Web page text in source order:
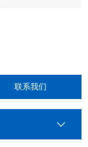
联系我们